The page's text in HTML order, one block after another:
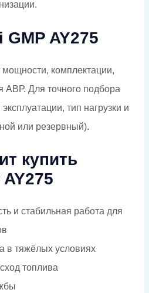
AY275
мощности, комплектации,
АВР. Для точного подбора
тип нагрузки и
или резервный).
купить
и стабильная работа для
в тяжёлых условиях
топлива